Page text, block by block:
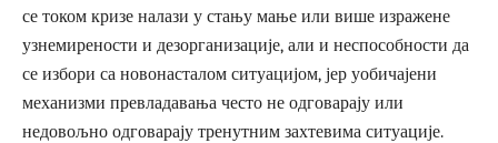
се током кризе налази у стању мање или више изражене
узнемирености и дезорганизације, али и неспособности да
се избори са новонасталом ситуацијом, јер уобичајени
механизми превладавања често не одговарају или
недовољно одговарају тренутним захтевима ситуације.